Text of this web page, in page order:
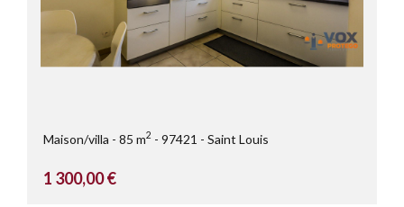
Maison/villa 85 m2 97421 Saint Louis
1 300,00 €